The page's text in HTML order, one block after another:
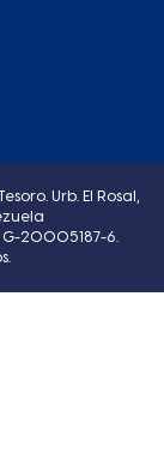
Urb. El Rosal,
G-20005187-6.